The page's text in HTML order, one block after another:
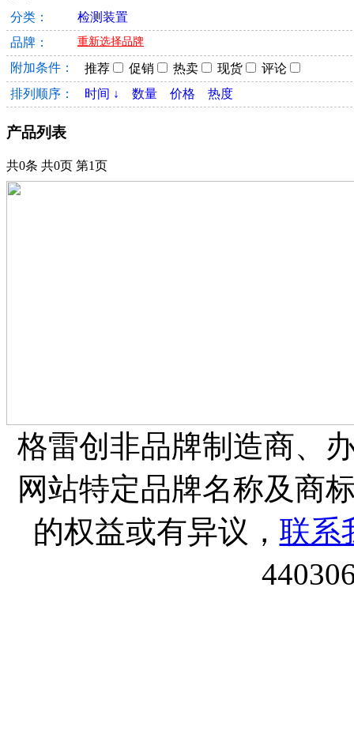
分类：
检测装置
品牌：
重新选择品牌
附加条件： 推荐 促销 热卖 现货
评论
排列顺序：
时间 ↓ 数量 价格 热度
产品列表
共0条 共0页 第1页
格雷创非品牌制造商、
网站特定品牌名称及商
的权益或有异议， 联系